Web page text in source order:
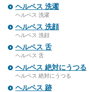
ヘルペス 洗濯
ヘルペス 洗濯
ヘルペス 洗顔
ヘルペス 洗顔
ヘルペス 舌
ヘルペス 舌
ヘルペス 絶対にうつる
ヘルペス 絶対にうつる
ヘルペス 跡